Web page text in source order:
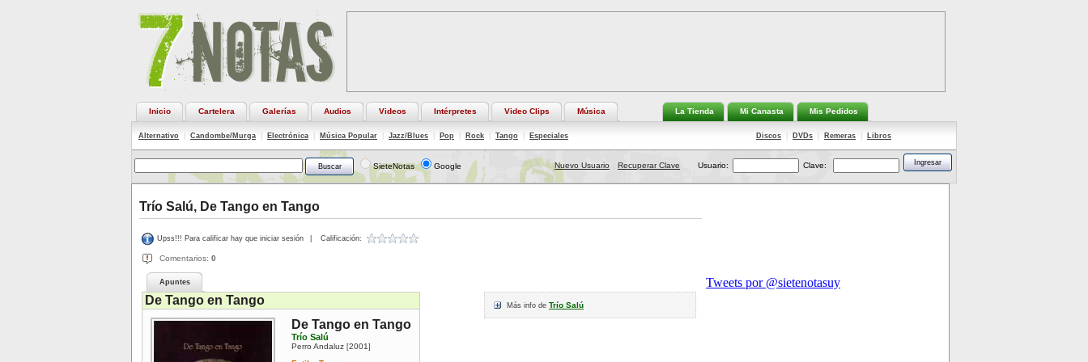
Inicio Cartelera Galerías Audios Videos Intérpretes Video Clips Música La Tienda Mi Canasta Mis Pedidos
Alternativo Candombe/Murga Electrónica Música Popular Jazz/Blues Pop Rock Tango Especiales Discos DVDs Remeras Libros
SieteNotas Google Nuevo Usuario Recuperar Clave Usuario: Clave:
Trío Salú, De Tango en Tango
Upss!!! Para calificar hay que iniciar sesión Calificación:
Comentarios: 0
Apuntes
Más info de Trío Salú
De Tango en Tango
De Tango en Tango
Trío Salú
Perro Andaluz [2001 ]